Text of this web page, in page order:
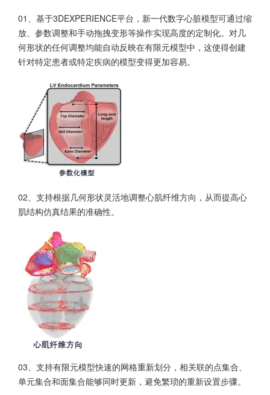
01、基于3DEXPERIENCE平台，新一代数字心脏模型可通过缩
放、参数调整和手动拖拽变形等操作实现高度的定制化。对几
何形状的任何调整均能自动反映在有限元模型中，这使得创建
针对特定患者或特定疾病的模型变得更加容易。
02、支持根据几何形状灵活地调整心肌纤维方向，从而提高心
肌结构仿真结果的准确性。
03、支持有限元模型快速的网格重新划分，相关联的点集合、
单元集合和面集合能够同时更新，避免繁琐的重新设置步骤。